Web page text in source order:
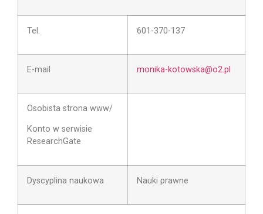
Tel. 601-370-137
E-mail monika-kotowska@o2.pl
Osobista strona www/
Konto w serwisie
ResearchGate
Dyscyplina naukowa Nauki prawne